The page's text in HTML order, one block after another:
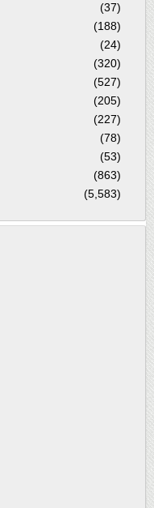
(37)
(188)
(24)
(320)
(527)
(205)
(227)
(78)
(53)
(863)
(5,583)